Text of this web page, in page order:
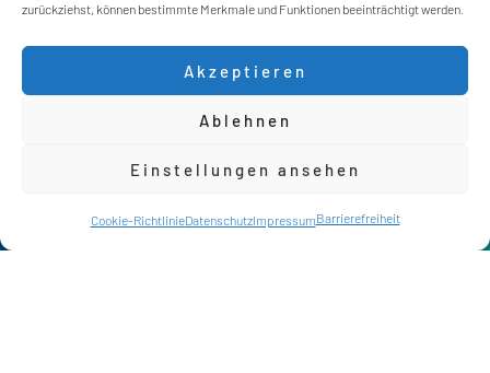
zurückziehst, können bestimmte Merkmale und Funktionen beeinträchtigt werden.
Akzeptieren
Ablehnen
Einstellungen ansehen
Cookie-RichtlinieDatenschutzImpressumBarrierefreiheit
Kontakt Chat